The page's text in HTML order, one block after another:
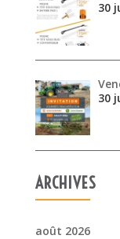
30
30
ARCHIVES
août 2026